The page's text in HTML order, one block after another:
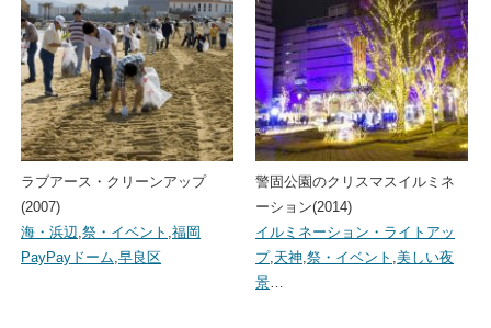
ラブアース・クリーンアップ
(2007)
海・浜辺,祭・イベント ,福岡
PayPayドーム,早良区
警固公園のクリスマスイルミネ
ーション(2014)
イルミネーション・ライトアッ
プ,天神,祭・イベント ,美しい夜
景…